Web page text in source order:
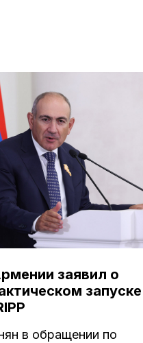
заявил о
запуске
в обращении по